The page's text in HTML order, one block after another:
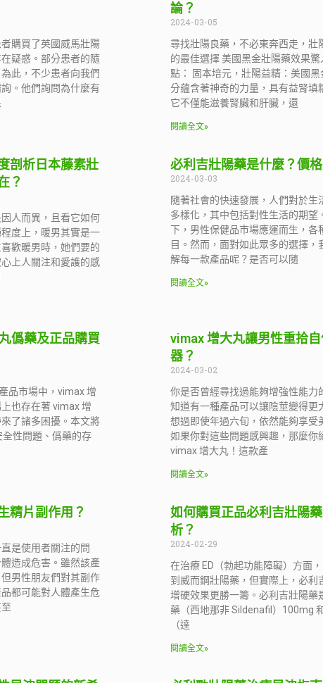
購買了英國威馬壯陽
疑惑。部分患者的隨
此，不少患者向我們
。他們詢問為什麼有
論？
2024-03-05
尋找壯陽良藥，不必東奔西走，壯
的最佳選擇 美國黑金壯陽藥效果
點： 固本培元，壯陽益精：美國
分蘊含著神奇的力量，具有益腎填
它不僅能滋養腎臟和肝臟，還
閱讀全文»
剖析日本藤素壯
？
人而異，且看它如何
度上，暖男其實是一
歡暖男時，她們要的
上人關注和愛護的感
必利吉壯陽藥是什麼？價
2024-03-03
隨著社會的快速發展，人們對於生
多樣化，其中包括對性生活的期望
下，男性保健品市場應運而生，各
目。然而，面對如此眾多的選擇，
解每一款產品呢？是否可以隨
閱讀全文»
僞藥及正品購買
品市場中，vimax 增
也存在著 vimax 增
了諸多困擾。本文將
性問題、僞藥的存
vimax 增大丸讓男性重拾
器？
2024-03-02
你是否曾經尋找過能夠增強性能力
知道有一種產品可以讓陰莖變得更
想過即使年過六旬，依然能夠享受
如果你對這些問題感興趣，那麼你
vimax 增大丸！這款產
閱讀全文»
精片副作用？
是使用者關注的問
造成危害。雖然該產
男性朋友們對其副作
都可能對人體產生危
如何購買正品必利吉壯陽
析？
2024-02-29
在治療 ED（勃起功能障礙）方面
到威而鋼壯陽藥，但實際上，必利
增硬效果更勝一籌。必利吉壯陽藥
藥（西地那非 Sildenafil）100mg
（達
閱讀全文»